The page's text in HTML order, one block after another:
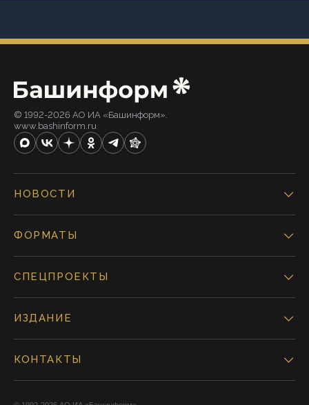
© 1992-2026 АО ИА «Башинформ».
www.bashinform.ru
НОВОСТИ
ФОРМАТЫ
СПЕЦПРОЕКТЫ
ИЗДАНИЕ
КОНТАКТЫ